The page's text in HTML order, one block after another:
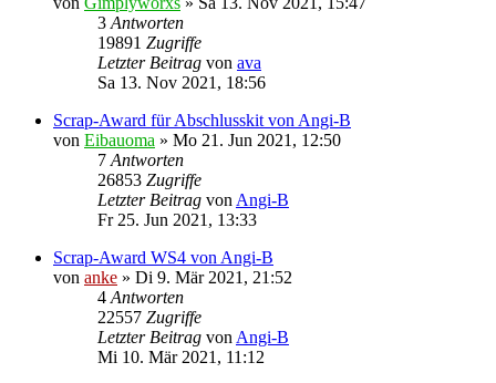
3 Antworten
19891 Zugriffe
Letzter Beitrag von ava
Sa 13. Nov 2021, 18:56
Scrap-Award für Abschlusskit von Angi-B
von Eibauoma » Mo 21. Jun 2021, 12:50
7 Antworten
26853 Zugriffe
Letzter Beitrag von Angi-B
Fr 25. Jun 2021, 13:33
Scrap-Award WS4 von Angi-B
von anke » Di 9. Mär 2021, 21:52
4 Antworten
22557 Zugriffe
Letzter Beitrag von Angi-B
Mi 10. Mär 2021, 11:12